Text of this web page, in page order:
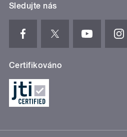
Sledujte nás
Certifikováno